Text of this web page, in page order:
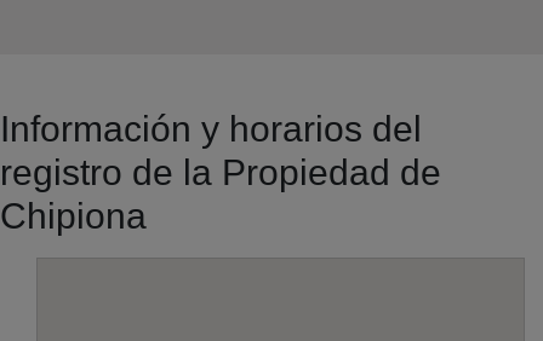
Información y horarios del
registro de la Propiedad de
Chipiona